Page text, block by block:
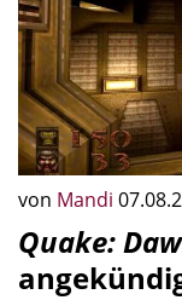
von Mandi
Quake: